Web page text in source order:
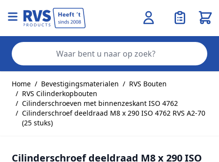
Home / Bevestigingsmaterialen / RVS Bouten
/ RVS Cilinderkopbouten
/ Cilinderschroeven met binnenzeskant ISO 4762
/ Cilinderschroef deeldraad M8 x 290 ISO 4762 RVS A2-70
(25 stuks)
Cilinderschroef deeldraad M8 x 290 ISO